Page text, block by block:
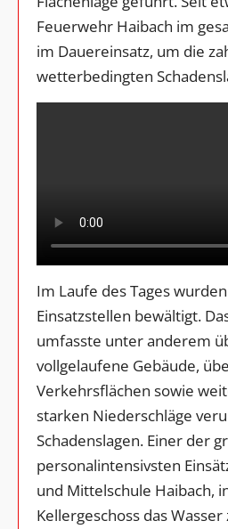
Feuerwehr Haibach im
im Dauereinsatz, um die
wetterbedingten
Im Laufe des Tages
Einsatzstellen bewältigt.
umfasste unter anderem
vollgelaufene Gebäude,
Verkehrsflächen sowie
starken Niederschläge
Schadenslagen. Einer der
personalintensivsten
und Mittelschule Haibach,
Kellergeschoss das